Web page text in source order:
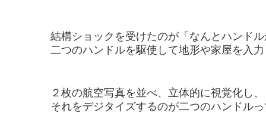
結構ショックを受けたのが「なんとハンド
二つのハンドルを駆使して地形や家屋を入
２枚の航空写真を並べ、立体的に視覚化し、
それをデジタイズするのが二つのハンドル